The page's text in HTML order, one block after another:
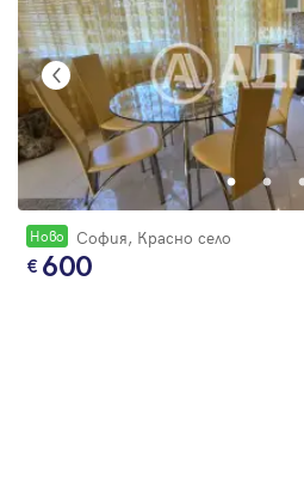
Новo София, Красно село
600
Регистрация